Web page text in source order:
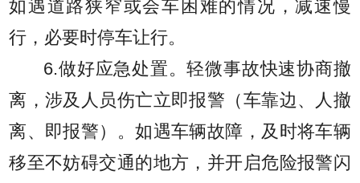
如遇道路狭窄或会车困难的情况，减速慢
行，必要时停车让行。
6.做好应急处置。轻微事故快速协商撤
离，涉及人员伤亡立即报警（车靠边、人撤
离、即报警）。如遇车辆故障，及时将车辆
移至不妨碍交通的地方，并开启危险报警闪